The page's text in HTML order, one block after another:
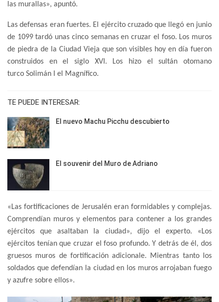
las murallas», apuntó.
Las defensas eran fuertes. El ejército cruzado que llegó en junio
de 1099 tardó unas cinco semanas en cruzar el foso. Los muros
de piedra de la Ciudad Vieja que son visibles hoy en día fueron
construidos en el siglo XVI. Los hizo el sultán otomano
turco Solimán I el Magnífico.
TE PUEDE INTERESAR:
El nuevo Machu Picchu descubierto
El souvenir del Muro de Adriano
«Las fortificaciones de Jerusalén eran formidables y complejas.
Comprendían muros y elementos para contener a los grandes
ejércitos que asaltaban la ciudad», dijo el experto. «Los
ejércitos tenían que cruzar el foso profundo. Y detrás de él, dos
gruesos muros de fortificación adicionale. Mientras tanto los
soldados que defendían la ciudad en los muros arrojaban fuego
y azufre sobre ellos».